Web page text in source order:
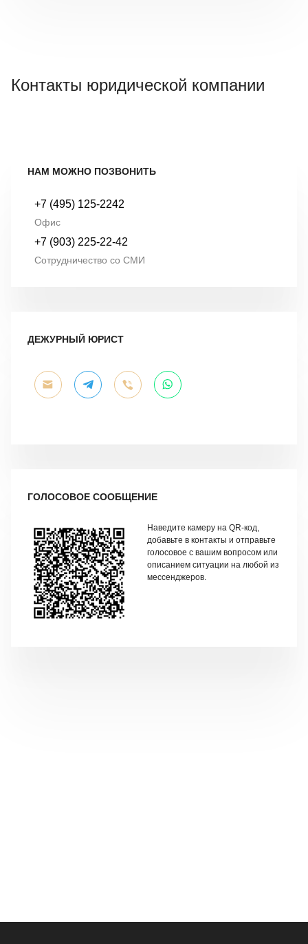
Контакты юридической компании
НАМ МОЖНО ПОЗВОНИТЬ
+7 (495) 125-2242
Офис
+7 (903) 225-22-42
Сотрудничество со СМИ
ДЕЖУРНЫЙ ЮРИСТ
ГОЛОСОВОЕ СООБЩЕНИЕ
Наведите камеру на QR-код,
добавьте в контакты и отправьте
голосовое с вашим вопросом или
описанием ситуации на любой из
мессенджеров.